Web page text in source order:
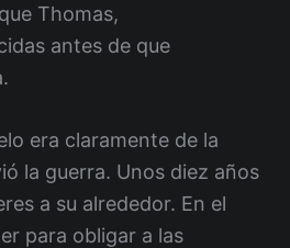
Thomas,
antes de que
era claramente de la
la guerra. Unos diez años
a su alrededor. En el
para obligar a las